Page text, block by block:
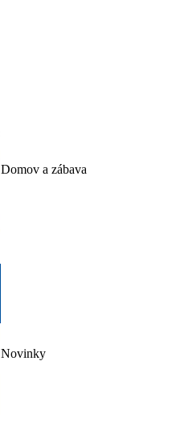
Domov a zábava
Novinky